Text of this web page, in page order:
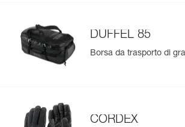
DUFFEL 85
Borsa da trasporto di
CORDEX